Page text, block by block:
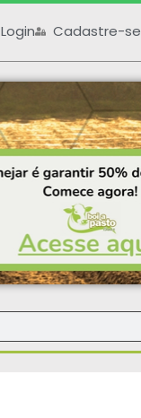
Login Cadastre-se